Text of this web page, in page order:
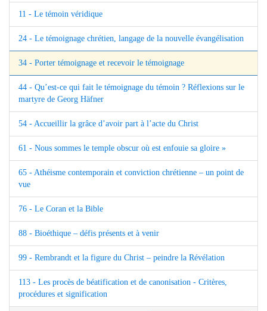
11 - Le témoin véridique
24 - Le témoignage chrétien, langage de la nouvelle évangélisation
34 - Porter témoignage et recevoir le témoignage
44 - Qu’est-ce qui fait le témoignage du témoin ? Réflexions sur le
martyre de Georg Häfner
54 - Accueillir la grâce d’avoir part à l’acte du Christ
61 - Nous sommes le temple obscur où est enfouie sa gloire »
65 - Athéisme contemporain et conviction chrétienne – un point de
vue
76 - Le Coran et la Bible
88 - Bioéthique – défis présents et à venir
99 - Rembrandt et la figure du Christ – peindre la Révélation
113 - Les procès de béatification et de canonisation - Critères,
procédures et signification